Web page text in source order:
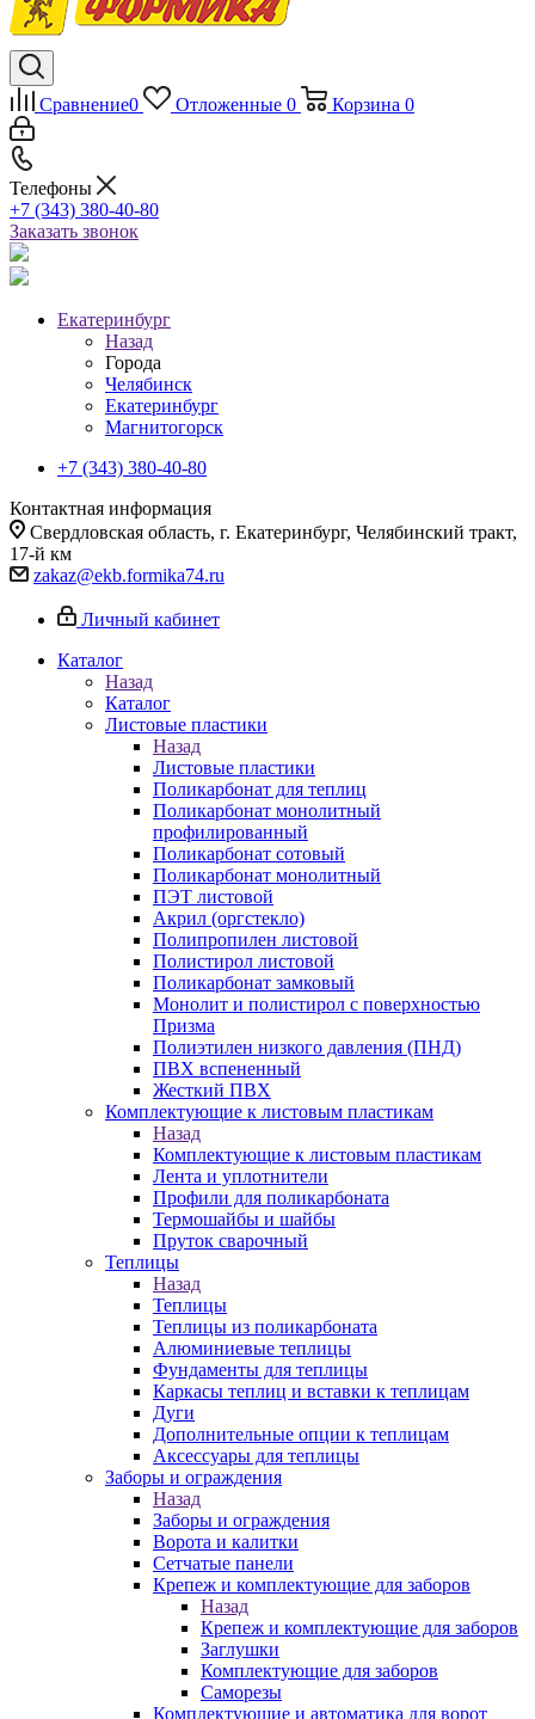
Сравнение0 Отложенные 0 Корзина 0
Телефоны
+7 (343) 380-40-80
Заказать звонок
Екатеринбург
Назад
Города
Челябинск
Екатеринбург
Магнитогорск
+7 (343) 380-40-80
Контактная информация
Свердловская область, г. Екатеринбург, Челябинский тракт,
17-й км
zakaz@ekb.formika74.ru
Личный кабинет
Каталог
Назад
Каталог
Листовые пластики
Назад
Листовые пластики
Поликарбонат для теплиц
Поликарбонат монолитный
профилированный
Поликарбонат сотовый
Поликарбонат монолитный
ПЭТ листовой
Акрил (оргстекло)
Полипропилен листовой
Полистирол листовой
Поликарбонат замковый
Монолит и полистирол с поверхностью
Призма
Полиэтилен низкого давления (ПНД)
ПВХ вспененный
Жесткий ПВХ
Комплектующие к листовым пластикам
Назад
Комплектующие к листовым пластикам
Лента и уплотнители
Профили для поликарбоната
Термошайбы и шайбы
Пруток сварочный
Теплицы
Назад
Теплицы
Теплицы из поликарбоната
Алюминиевые теплицы
Фундаменты для теплицы
Каркасы теплиц и вставки к теплицам
Дуги
Дополнительные опции к теплицам
Аксессуары для теплицы
Заборы и ограждения
Назад
Заборы и ограждения
Ворота и калитки
Сетчатые панели
Крепеж и комплектующие для заборов
Назад
Крепеж и комплектующие для заборов
Заглушки
Комплектующие для заборов
Саморезы
Комплектующие и автоматика для ворот